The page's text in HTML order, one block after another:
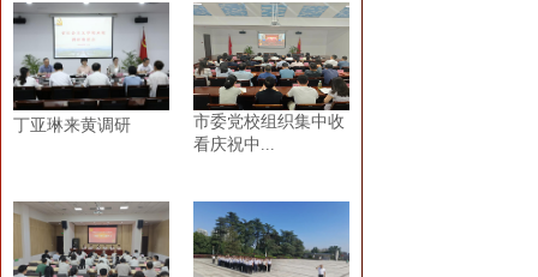
丁亚琳来黄调研
市委党校组织集中收
看庆祝中...